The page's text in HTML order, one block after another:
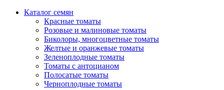
Каталог семян
Красные томаты
Розовые и малиновые томаты
Биколоры, многоцветные томаты
Желтые и оранжевые томаты
Зеленоплодные томаты
Томаты с антоцианом
Полосатые томаты
Черноплодные томаты